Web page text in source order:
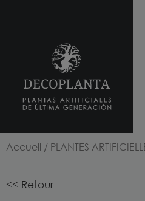
Accueil / PLANTES
<< Retour